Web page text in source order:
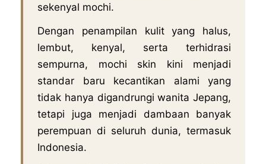
sekenyal mochi.
Dengan penampilan kulit yang halus,
lembut, kenyal, serta terhidrasi
sempurna, mochi skin kini menjadi
standar baru kecantikan alami yang
tidak hanya digandrungi wanita Jepang,
tetapi juga menjadi dambaan banyak
perempuan di seluruh dunia, termasuk
Indonesia.